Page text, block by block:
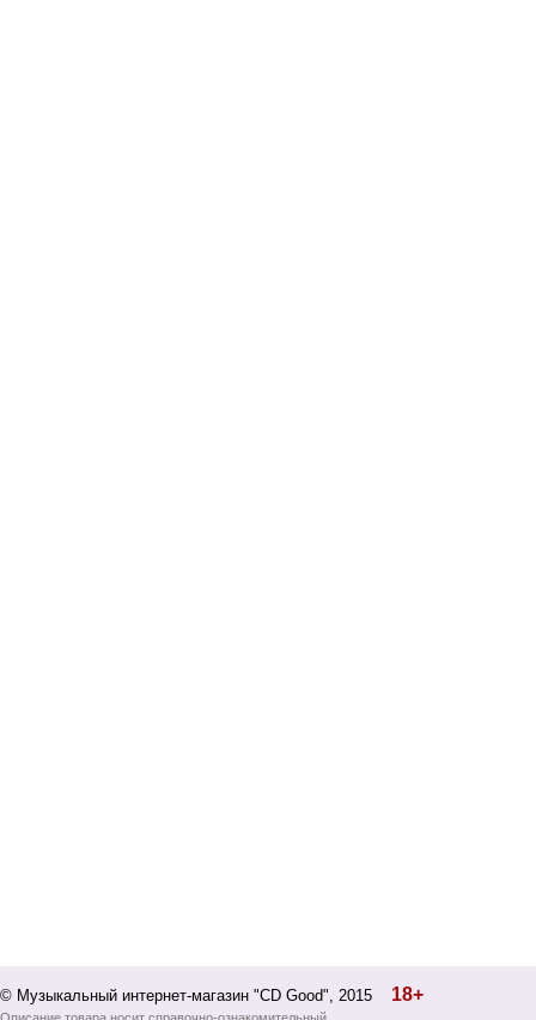
© Музыкальный интернет-магазин "CD Good", 2015 18+